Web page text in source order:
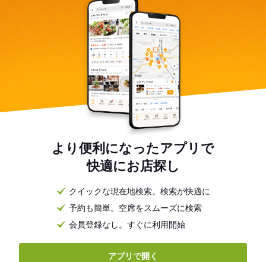
より便利になったアプリで
快適にお店探し
クイックな現在地検索。検索が快適に
予約も簡単。空席をスムーズに検索
会員登録なし。すぐに利用開始
アプリで開く